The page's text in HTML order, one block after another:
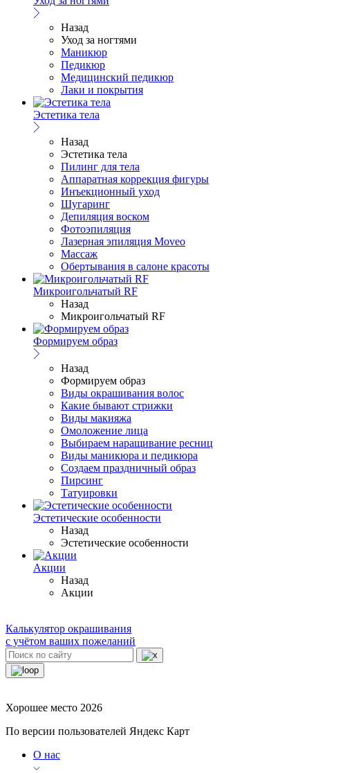
Назад
Уход за ногтями
Маникюр
Педикюр
Медицинский педикюр
Лаки и покрытия
Эстетика тела
Назад
Эстетика тела
Пилинг для тела
Аппаратная коррекция фигуры
Инъекционный уход
Шугаринг
Депиляция воском
Фотоэпиляция
Лазерная эпиляция Moveo
Массаж
Обертывания в салоне красоты
Микроигольчатый RF
Назад
Микроигольчатый RF
Формируем образ
Назад
Формируем образ
Виды окрашивания волос
Какие бывают стрижки
Виды макияжа
Омоложение лица
Выбираем наращивание ресниц
Виды маникюра и педикюра
Создаем праздничный образ
Пирсинг
Татуировки
Эстетические особенности
Назад
Эстетические особенности
Акции
Назад
Акции
Калькулятор окрашивания
с учётом ваших пожеланий
Хорошее место 2026
По версии пользователей Яндекс Карт
О нас